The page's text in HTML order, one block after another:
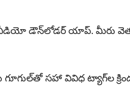
డౌన్‌లోడర్ యాప్. మీరు
సహా వివిధ ట్యాగ్‌ల